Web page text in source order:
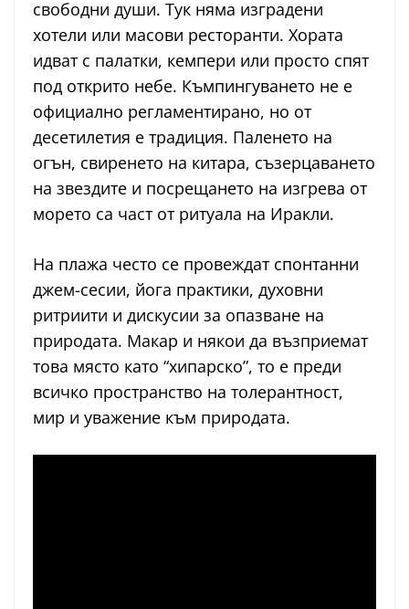
свободни души. Тук няма изградени
хотели или масови ресторанти. Хората
идват с палатки, кемпери или просто спят
под открито небе. Къмпингуването не е
официално регламентирано, но от
десетилетия е традиция. Паленето на
огън, свиренето на китара, съзерцаването
на звездите и посрещането на изгрева от
морето са част от ритуала на Иракли.
На плажа често се провеждат спонтанни
джем-сесии, йога практики, духовни
ритриити и дискусии за опазване на
природата. Макар и някои да възприемат
това място като “хипарско”, то е преди
всичко пространство на толерантност,
мир и уважение към природата.